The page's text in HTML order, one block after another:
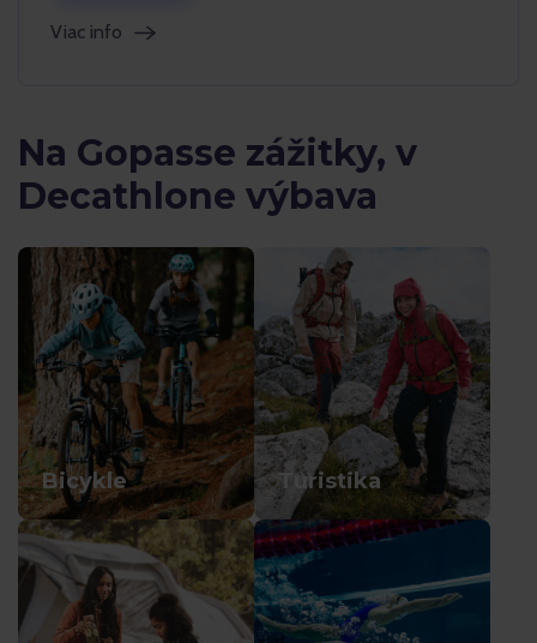
Viac info
Na Gopasse zážitky, v
Decathlone výbava
Bicykle Turistika